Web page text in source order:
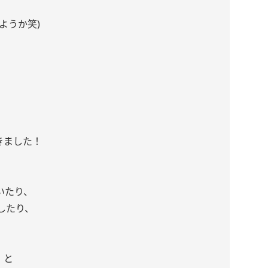
うか笑)
した！
り、
り、
と